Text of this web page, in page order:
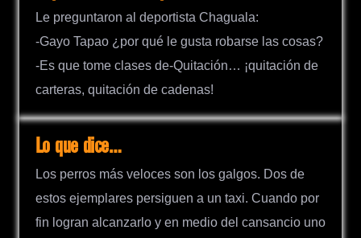
Le preguntaron al deportista Chaguala:
-Gayo Tapao ¿por qué le gusta robarse las cosas?
-Es que tome clases de-Quitación… ¡quitación de
carteras, quitación de cadenas!
Lo que dice…
Los perros más veloces son los galgos. Dos de
estos ejemplares persiguen a un taxi. Cuando por
fin logran alcanzarlo y en medio del cansancio uno